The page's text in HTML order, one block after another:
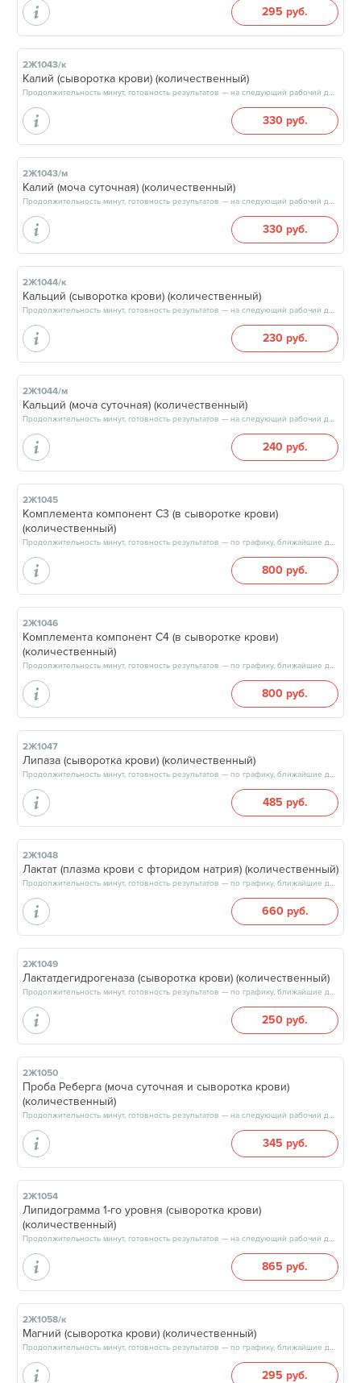
295 руб.
2Ж1043/к
Калий (сыворотка крови) (количественный)
Продолжительность минут, готовность результатов — на следующий рабочий день, после 15:00
330 руб.
2Ж1043/м
Калий (моча суточная) (количественный)
Продолжительность минут, готовность результатов — на следующий рабочий день, после 15:00
330 руб.
2Ж1044/к
Кальций (сыворотка крови) (количественный)
Продолжительность минут, готовность результатов — на следующий рабочий день, после 15:00
230 руб.
2Ж1044/м
Кальций (моча суточная) (количественный)
Продолжительность минут, готовность результатов — на следующий рабочий день, после 15:00
240 руб.
2Ж1045
Комплемента компонент С3 (в сыворотке крови)
(количественный)
Продолжительность минут, готовность результатов — по графику, ближайшие даты: 14.08.26, 21.08.26, 28.08.26, 04.09.26, результат на следующий рабочий день, после 17:00
800 руб.
2Ж1046
Комплемента компонент С4 (в сыворотке крови)
(количественный)
Продолжительность минут, готовность результатов — по графику, ближайшие даты: 14.08.26, 21.08.26, 28.08.26, 04.09.26, результат на следующий рабочий день, после 17:00
800 руб.
2Ж1047
Липаза (сыворотка крови) (количественный)
Продолжительность минут, готовность результатов — по графику, ближайшие даты: 11.08.26, 14.08.26, 18.08.26, 21.08.26, результат на следующий рабочий день
485 руб.
2Ж1048
Лактат (плазма крови с фторидом натрия) (количественный)
Продолжительность минут, готовность результатов — по графику, ближайшие даты: 14.08.26, 21.08.26, 28.08.26, 04.09.26, результат на следующий рабочий день
660 руб.
2Ж1049
Лактатдегидрогеназа (сыворотка крови) (количественный)
Продолжительность минут, готовность результатов — по графику, ближайшие даты: 11.08.26, 14.08.26, 18.08.26, 21.08.26, результат на следующий рабочий день
250 руб.
2Ж1050
Проба Реберга (моча суточная и сыворотка крови)
(количественный)
Продолжительность минут, готовность результатов — на следующий рабочий день, после 15:00
345 руб.
2Ж1054
Липидограмма 1-го уровня (сыворотка крови)
(количественный)
Продолжительность минут, готовность результатов — на следующий рабочий день, после 15:00
865 руб.
2Ж1058/к
Магний (сыворотка крови) (количественный)
Продолжительность минут, готовность результатов — по графику, ближайшие даты: 11.08.26, 14.08.26, 18.08.26, 21.08.26, результат на следующий рабочий день, после 15:00
295 руб.